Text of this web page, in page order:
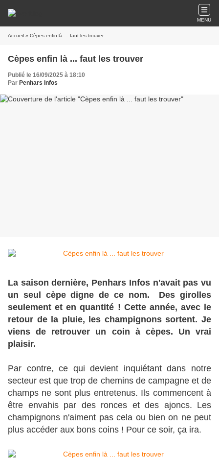
MENU
Accueil » Cèpes enfin là ... faut les trouver
Cèpes enfin là ... faut les trouver
Publié le 16/09/2025 à 18:10
Par Penhars Infos
La saison dernière, Penhars Infos n'avait pas vu
un seul cèpe digne de ce nom. Des girolles
seulement et en quantité ! Cette année, avec le
retour de la pluie, les champignons sortent. Je
viens de retrouver un coin à cèpes. Un vrai
plaisir.
Par contre, ce qui devient inquiétant dans notre
secteur est que trop de chemins de campagne et de
champs ne sont plus entretenus. Ils commencent à
être envahis par des ronces et des ajoncs. Les
champignons n'aiment pas cela ou bien on ne peut
plus accéder aux bons coins ! Pour ce soir, ça ira.